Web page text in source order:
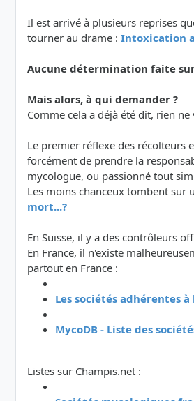
Il est arrivé à plusieurs reprises
tourner au drame : Intoxication
Aucune détermination faite
Mais alors, à qui demander ?
Comme cela a déjà été dit, rien
Le premier réflexe des récolteurs
forcément de prendre la
mycologue, ou passionné tout
Les moins chanceux tombent
mort...?
En Suisse, il y a des contrôleurs
En France, il n'existe
partout en France :
Les sociétés adhérentes
MycoDB - Liste des
Listes sur Champis.net :